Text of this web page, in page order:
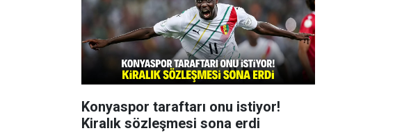
Konyaspor taraftarı onu istiyor!
Kiralık sözleşmesi sona erdi